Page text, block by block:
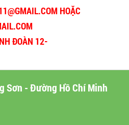
HOẶC
ĐOÀN 12-
Sơn - Đường Hồ Chí Minh